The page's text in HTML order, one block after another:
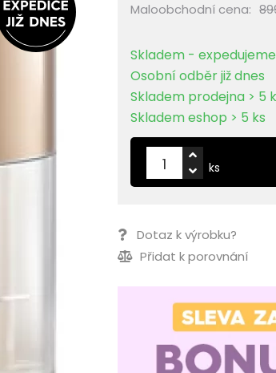
Maloobchodní cena:
Skladem - expedujeme
Osobní odběr již dnes
Skladem prodejna > 5
Skladem eshop > 5 ks
ks
Dotaz k výrobku?
Přidat k porovnání